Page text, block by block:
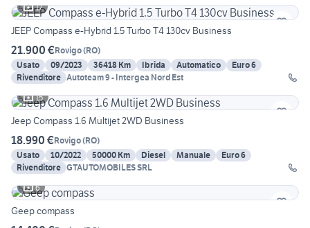
17
JEEP Compass e-Hybrid 1.5 Turbo T4 130cv Business
21.900 €Rovigo(RO)
Usato
09/2023 36418 Km Ibrida Automatico
Euro 6
Rivenditore Autoteam 9 - Intergea Nord Est
15
Jeep Compass 1.6 Multijet 2WD Business
18.990 €Rovigo(RO)
Usato
10/2022 50000 Km Diesel Manuale
Euro 6
Rivenditore GTAUTOMOBILES SRL
6
Geep compass